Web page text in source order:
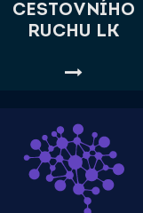
CESTOVNÍHO
RUCHU LK